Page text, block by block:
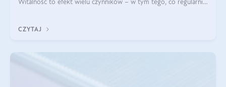
Witalność to efekt wielu czynników – w tym tego, co regularnie
CZYTAJ